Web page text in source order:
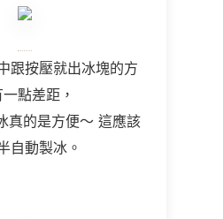
跟按壓就出冰塊的方
點差距，
真的是方便～ 這應該
自動製冰。